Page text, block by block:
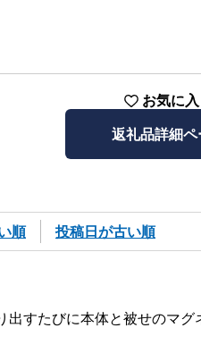
お気に
返礼品詳細
順 投稿日が古い順
すたびに本体と被せのマ